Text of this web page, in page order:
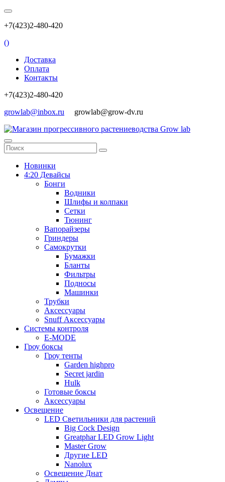
+7(423)2-480-420
()
Доставка
Оплата
Контакты
+7(423)2-480-420
growlab@inbox.ru growlab@grow-dv.ru
Новинки
4:20 Девайсы
Бонги
Водники
Шлифы и колпаки
Сетки
Тюнинг
Вапорайзеры
Гриндеры
Самокрутки
Бумажки
Бланты
Фильтры
Подносы
Машинки
Трубки
Аксессуары
Snuff Аксессуары
Системы контроля
E-MODE
Гроу боксы
Гроу тенты
Garden highpro
Secret jardin
Hulk
Готовые боксы
Аксессуары
Освещение
LED Светильники для растений
Big Cock Design
Greatphar LED Grow Light
Master Grow
Другие LED
Nanolux
Освещение Днат